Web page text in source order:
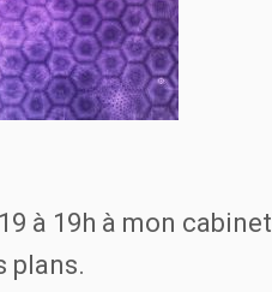
à 19h à mon cabinet
plans.